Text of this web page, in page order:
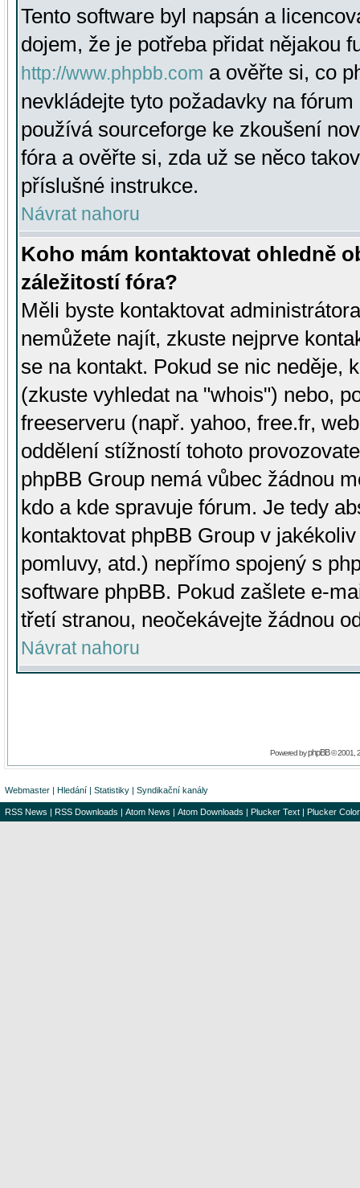
Tento software byl napsán a
dojem, že je potřeba přidat nějakou
http://www.phpbb.com a ověřte si, co
nevkládejte tyto požadavky na
používá sourceforge ke zkoušení
fóra a ověřte si, zda už se něco
příslušné instrukce.
Návrat nahoru
Koho mám kontaktovat ohledně
záležitostí fóra?
Měli byste kontaktovat
nemůžete najít, zkuste nejprve
se na kontakt. Pokud se nic neděje,
(zkuste vyhledat na "whois") nebo,
freeserveru (např. yahoo, free.fr,
oddělení stížností tohoto
phpBB Group nemá vůbec žádnou
kdo a kde spravuje fórum. Je tedy
kontaktovat phpBB Group v
pomluvy, atd.) nepřímo spojený s
software phpBB. Pokud zašlete e-
třetí stranou, neočekávejte žádnou
Návrat nahoru
Powered byphpBB© 2001,
Webmaster | Hledání | Statistiky | Syndikační kanály
RSS News | RSS Downloads | Atom News | Atom Downloads | Plucker Text | Plucker Color